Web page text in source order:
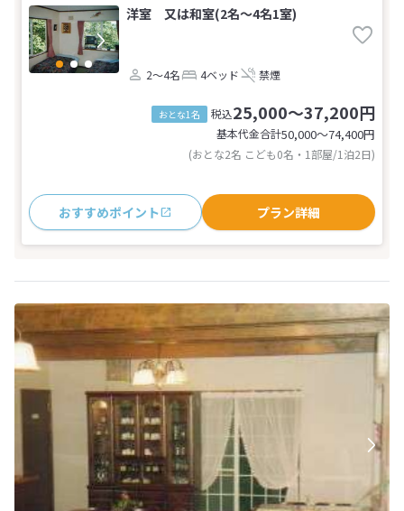
洋室 又は和室(2名～4名1室)
2～4名 4ベッド 禁煙
おとな1名 税込25,000～37,200円
基本代金合計50,000〜74,400円
(おとな2名 こども0名・1部屋/1泊2日)
おすすめポイント プラン詳細